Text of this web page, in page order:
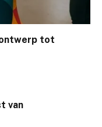
tot
van